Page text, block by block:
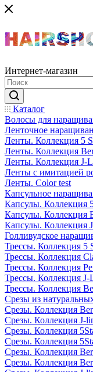
Интернет-магазин
Каталог
Волосы для
Ленточное
Ленты. Коллекция 5
Ленты. Коллекция
Ленты. Коллекция J-
Ленты с имитацией
Ленты. Color test
Капсульное
Капсулы. Коллекция
Капсулы. Коллекция
Капсулы. Коллекция
Голливудское
Трессы. Коллекция 5
Трессы. Коллекция
Трессы. Коллекция
Трессы. Коллекция J-
Трессы. Коллекция
Срезы из
Срезы. Коллекция
Срезы. Коллекция J-
Срезы. Коллекция
Срезы. Коллекция
Срезы. Коллекция
Срезы. Коллекция